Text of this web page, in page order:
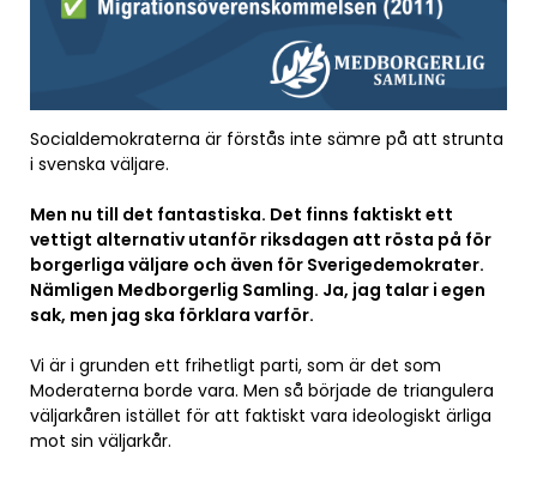
Socialdemokraterna är förstås inte sämre på att strunta
i svenska väljare.
Men nu till det fantastiska. Det finns faktiskt ett
vettigt alternativ utanför riksdagen att rösta på för
borgerliga väljare och även för Sverigedemokrater.
Nämligen Medborgerlig Samling. Ja, jag talar i egen
sak, men jag ska förklara varför.
Vi är i grunden ett frihetligt parti, som är det som
Moderaterna borde vara. Men så började de triangulera
väljarkåren istället för att faktiskt vara ideologiskt ärliga
mot sin väljarkår.